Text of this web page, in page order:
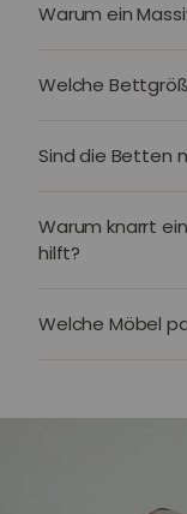
Warum ein
Welche
Sind die Betten
Warum knarrt
hilft?
Welche Möbel